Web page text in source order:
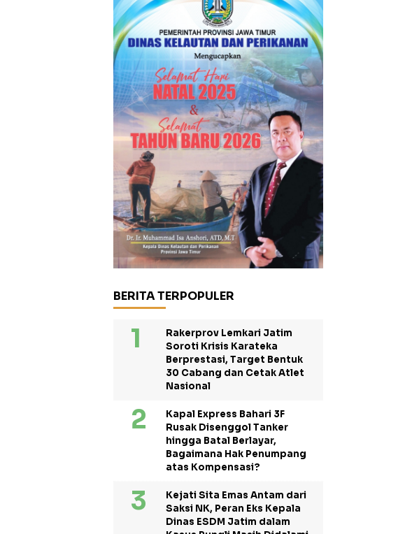
BERITA TERPOPULER
Rakerprov Lemkari Jatim
Soroti Krisis Karateka
Berprestasi, Target Bentuk
30 Cabang dan Cetak Atlet
Nasional
Kapal Express Bahari 3F
Rusak Disenggol Tanker
hingga Batal Berlayar,
Bagaimana Hak Penumpang
atas Kompensasi?
Kejati Sita Emas Antam dari
Saksi NK, Peran Eks Kepala
Dinas ESDM Jatim dalam